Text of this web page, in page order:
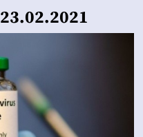
23.02.2021